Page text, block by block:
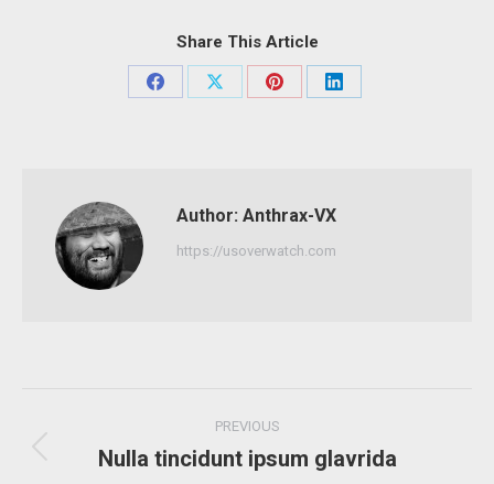
Share This Article
Share
Share
Share
Share
Author: Anthrax-VX
https://usoverwatch.com
navigation
PREVIOUS
Previous
Nulla tincidunt ipsum glavrida